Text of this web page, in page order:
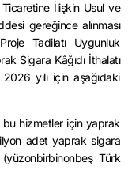
İlişkin Usul ve
gereğince alınması
Tadilatı Uygunluk
Sigara Kâğıdı İthalatı
yılı için aşağıdaki
bu hizmetler için yaprak
adet yaprak sigara
(yüzonbirbinonbeş Türk